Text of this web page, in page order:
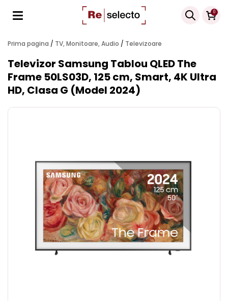
0
Products
search
Prima pagina / TV, Monitoare, Audio / Televizoare
Televizor Samsung Tablou QLED The
Frame 50LS03D, 125 cm, Smart, 4K Ultra
HD, Clasa G (Model 2024)